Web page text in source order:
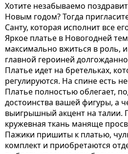
Хотите незабываемо
Новым годом? Тогда
Санту, которая исполнит все
Яркое платье в Новогодней
максимально вжиться в роль,
главной героиней
Платье идет на бретельках,
регулируются. На спине есть
Платье полностью облегает,
достоинства вашей фигуры, а
выигрышный акцент на талии.
кружевная ткань маняще
Пажики пришиты к платью,
комплект и приобретаются